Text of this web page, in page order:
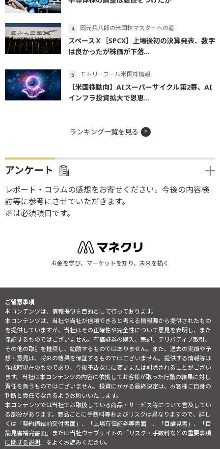
岡元兵八郎の米国株マスターへの道
スペースＸ［SPCX］上場後初の決算発表、数字
は良かったが株価が下落...
モトリーフール米国株情報
【米国株動向】AIスーパーサイクル第2幕、AI
インフラ投資拡大で恩恵...
ランキング一覧を見る
アンケート
レポート・コラムの感想をお寄せください。今後の内容検
討等に参考にさせていただきます。
※は必須項目です。
お金を学び、マーケットを知り、未来を描く
ご留意事項
本コンテンツは、情報提供を目的として行っております。
本コンテンツは、当社や当社が信頼できると考える情報源から提供されたもの
を提供していますが、当社はその正確性や完全性について意見を表明し、また
保証するものではございません。有価証券の購入、売却、デリバティブ取引、
その他の取引を推奨し、勧誘するものではありません。また、過去の実績や予
想・意見は、将来の結果を保証するものではございません。提供する情報等は
作成時現在のものであり、今後予告なしに変更または削除されることがござい
ます。当社は本コンテンツの内容に依拠してお客様が取った行動の結果に対し
責任を負うものではございません。投資にかかる最終決定は、お客様ご自身の
判断と責任でなさるようお願いいたします。
本コンテンツでは当社でお取扱している商品・サービス等について言及してい
る部分があります。商品ごとに手数料等およびリスクは異なりますので、詳し
くは「契約締結前交付書面」、「上場有価証券等書面」、「目論見書」、「目
論見書補完書面」または当社ウェブサイトの「リスク・手数料などの重要事項
に関する説明」をよくお読みください。